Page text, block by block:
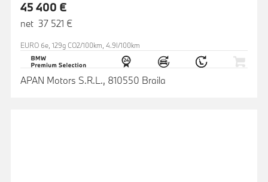
45 400 €
net 37 521 €
EURO 6e, 129g CO2/100km, 4.9l/100km
APAN Motors S.R.L., 810550 Braila